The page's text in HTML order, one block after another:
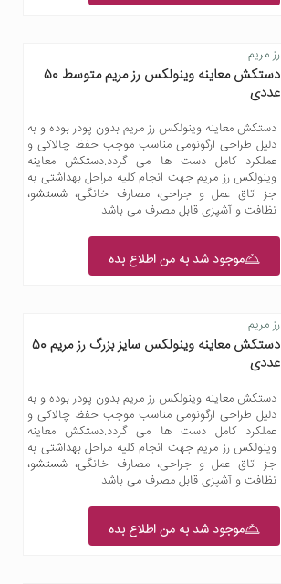
رز مریم
دستکش معاینه وینولکس رز مریم متوسط 50
عددی
دستکش معاینه وینولکس رز مریم بدون پودر بوده و به
دلیل طراحی ارگونومی مناسب موجب حفظ چالاکی و
عملکرد کامل دست ها می گردد.دستکش معاینه
وینولکس رز مریم جهت انجام کلیه مراحل بهداشتی به
جز اتاق عمل و جراحی، مصارف خانگی، شستشو،
نظافت و آشپزی قابل مصرف می باشد
موجود شد به من اطلاع بده
رز مریم
دستکش معاینه وینولکس سایز بزرگ رز مریم 50
عددی
دستکش معاینه وینولکس رز مریم بدون پودر بوده و به
دلیل طراحی ارگونومی مناسب موجب حفظ چالاکی و
عملکرد کامل دست ها می گردد.دستکش معاینه
وینولکس رز مریم جهت انجام کلیه مراحل بهداشتی به
جز اتاق عمل و جراحی، مصارف خانگی، شستشو،
نظافت و آشپزی قابل مصرف می باشد
موجود شد به من اطلاع بده